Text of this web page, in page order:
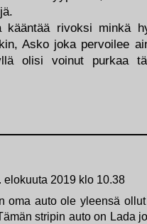
kääntää rivoksi minkä
Asko joka pervoilee
olisi voinut purkaa
elokuuta 2019 klo 10.38
oma auto ole yleensä
stripin auto on Lada